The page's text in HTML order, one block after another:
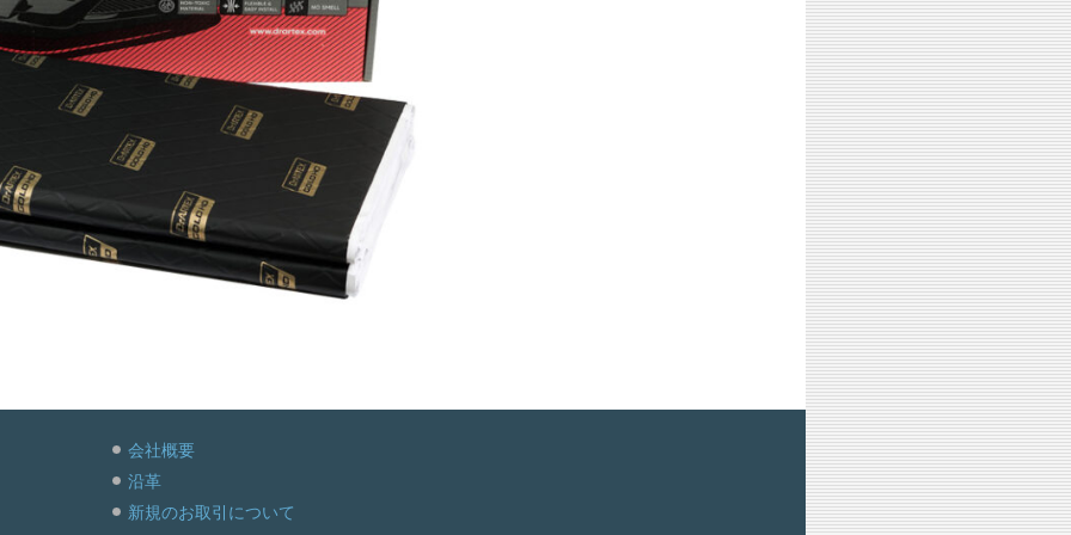
会社概要
沿革
新規のお取引について